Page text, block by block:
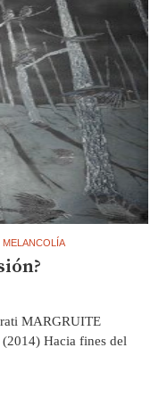
MELANCOLÍA
MARGRUITE
Hacia fines del